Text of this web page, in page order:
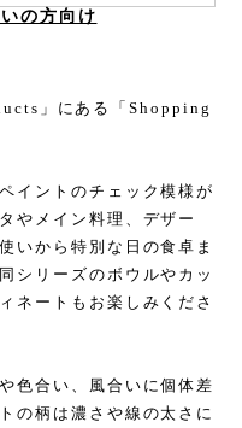
の方向け
」にある「Shopping
イントのチェック模様が
やメイン料理、デザー
いから特別な日の食卓ま
シリーズのボウルやカッ
ネートもお楽しみくださ
色合い、風合いに個体差
の柄は濃さや線の太さに